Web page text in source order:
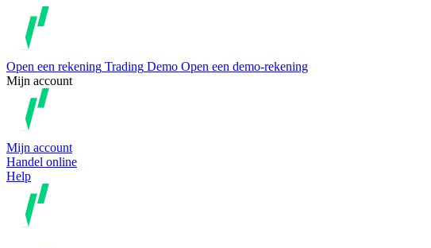
Open een rekening Trading Demo Open een demo-rekening
Mijn account
Mijn account
Handel online
Help